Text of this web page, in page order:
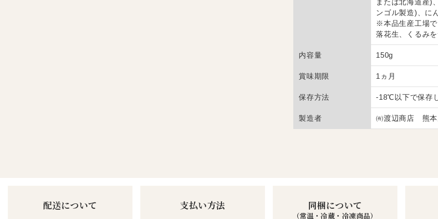
または北海道産)
ンゴル製造)、に
※本品生産工場
落花生、くるみ
内容量 150g
賞味期限 1ヵ月
保存方法 -18℃以下で保存
製造者 ㈲渡辺商店 熊本
配送について 支払い方法 同梱について
（常温・冷蔵・冷凍商品）